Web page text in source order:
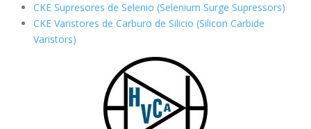
CKE Supresores de Selenio (Selenium Surge Supressors)
CKE Varistores de Carburo de Silicio (Silicon Carbide
Varistors)